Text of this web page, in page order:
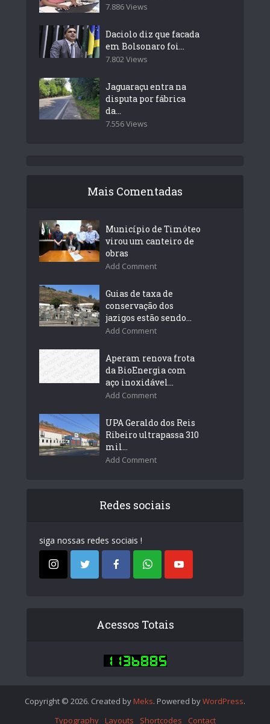
7.886 Views
Daciolo diz que facada
em Bolsonaro foi...
7.802 Views
Jaguaraçu entra na
disputa por fábrica
da...
7.556 Views
Mais Comentadas
Município de Timóteo
virou um canteiro de
obras
Add Comment
Guias de taxa de
conservação dos
jazigos estão sendo...
Add Comment
Aperam renova frota
da BioEnergia com
aço inoxidável...
Add Comment
UPA Geraldo dos Reis
Ribeiro ultrapassa 310
mil...
Add Comment
Redes sociais
siga nossas redes sociais !
Acessos Totais
Copyright © 2026. Created by Meks. Powered byWordPress.
Typography
Layouts Shortcodes Contact